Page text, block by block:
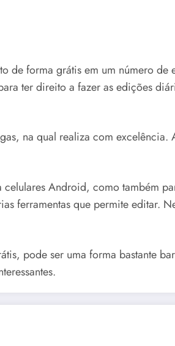
de forma grátis em um número
ter direito a fazer as edições
na qual realiza com
Android, como também
ferramentas que permite editar.
pode ser uma forma bastante